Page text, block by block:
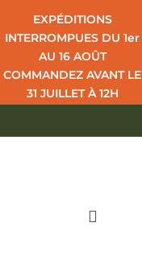
EXPÉDITIONS
INTERROMPUES DU 1er
AU 16 AOÛT
COMMANDEZ AVANT LE
31 JUILLET À 12H
